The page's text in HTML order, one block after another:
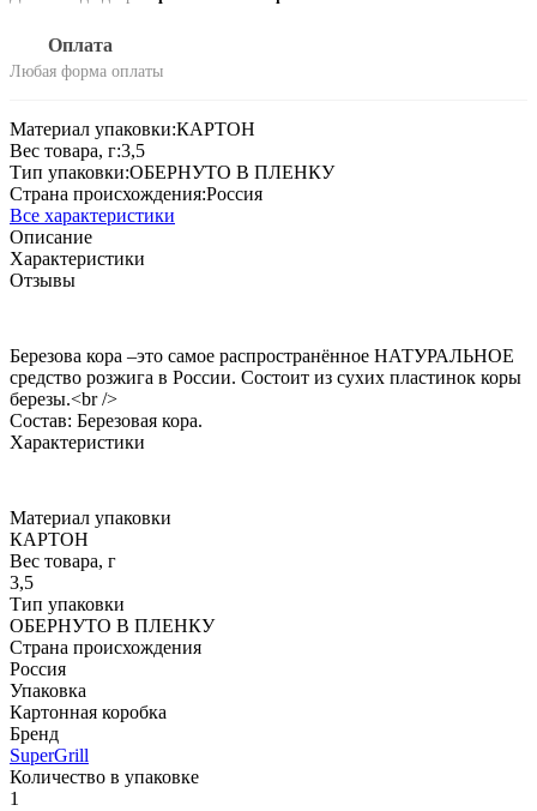
Оплата
Любая форма оплаты
Материал упаковки:КАРТОН
Вес товара, г:3,5
Тип упаковки:ОБЕРНУТО В ПЛЕНКУ
Страна происхождения:Россия
Все характеристики
Описание
Характеристики
Отзывы
Березова кора –это самое распространённое НАТУРАЛЬНОЕ
средство розжига в России. Состоит из сухих пластинок коры
березы.<br />
Состав: Березовая кора.
Характеристики
Материал упаковки
КАРТОН
Вес товара, г
3,5
Тип упаковки
ОБЕРНУТО В ПЛЕНКУ
Страна происхождения
Россия
Упаковка
Картонная коробка
Бренд
SuperGrill
Количество в упаковке
1